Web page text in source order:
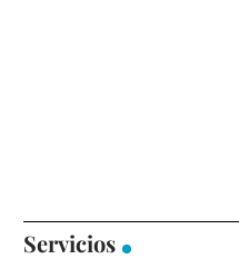
Servicios